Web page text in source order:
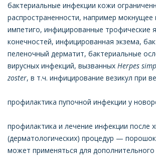
бактериальные инфекции кожи
распространенности, например мокнущее
импетиго, инфицированные трофические
конечностей, инфицированная экзема,
пеленочный дерматит, бактериальные
вирусных инфекций, вызванных Herpes
zoster, в т.ч. инфицирование везикул при
профилактика пупочной инфекции у
профилактика и лечение инфекции после
(дерматологических) процедур —
может применяться для дополнительного